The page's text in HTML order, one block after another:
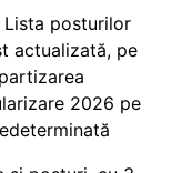
posturilor
actualizată, pe
2026 pe